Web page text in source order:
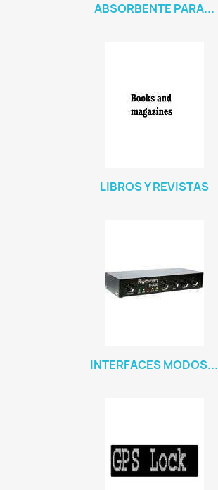
ABSORBENTE PARA...
LIBROS Y REVISTAS
INTERFACES MODOS...